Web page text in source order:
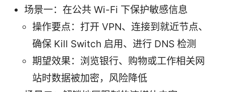
场景一：在公共 Wi-Fi 下保护敏感信息
操作要点：打开 VPN、连接到就近节点、
确保 Kill Switch 启用、进行 DNS 检测
期望效果：浏览银行、购物或工作相关网
站时数据被加密，风险降低